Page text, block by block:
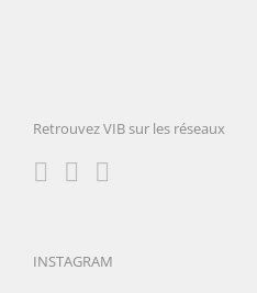
Retrouvez VIB sur les réseaux
INSTAGRAM